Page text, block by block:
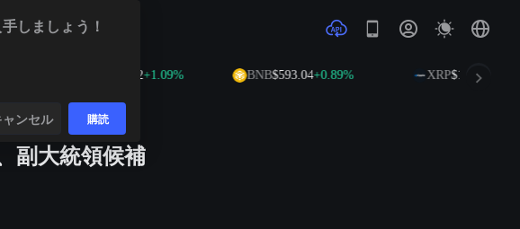
+1.09% BNB$593.04+0.89% XRP$1.03 +1.21%
副大統領候補
しましょう！
ャンセル 購読